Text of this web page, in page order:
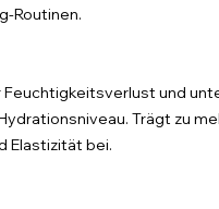
Routinen.
Feuchtigkeitsverlust und
Trägt zu
Elastizität bei.